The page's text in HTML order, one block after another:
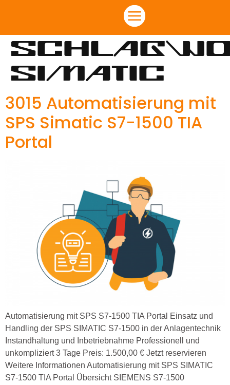
Simatic
3015 Automatisierung mit
SPS Simatic S7-1500 TIA
Portal
Automatisierung mit SPS S7-1500 TIA Portal Einsatz und
Handling der SPS SIMATIC S7-1500 in der Anlagentechnik
Instandhaltung und Inbetriebnahme Professionell und
unkompliziert 3 Tage Preis: 1.500,00 € Jetzt reservieren
Weitere Informationen Automatisierung mit SPS SIMATIC
S7-1500 TIA Portal Übersicht SIEMENS S7-1500